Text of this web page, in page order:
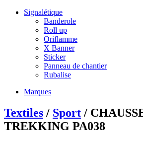
Signalétique
Banderole
Roll up
Oriflamme
X Banner
Sticker
Panneau de chantier
Rubalise
Marques
Textiles / Sport /
TREKKING PA038